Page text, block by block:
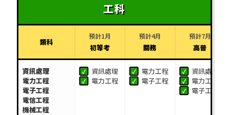
工科
類科
預計1月
初等考
預計4月
關務
預計7月
高普
資訊處理
電力工程
電子工程
電信工程
機械工程
✓ 資訊處理
✓ 電力工程
✓ 電力工程
✓ 電子工程
✓ 資訊處理
✓ 電力工程
✓ 電子工程